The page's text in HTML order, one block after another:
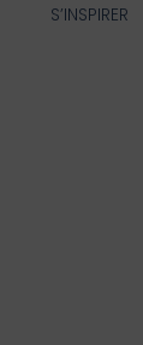
S’INSPIRER